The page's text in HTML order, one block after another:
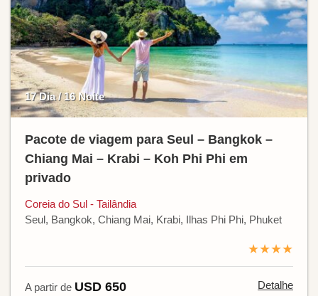
17 Dia / 16 Noite
Pacote de viagem para Seul – Bangkok –
Chiang Mai – Krabi – Koh Phi Phi em
privado
Coreia do Sul - Tailândia
Seul, Bangkok, Chiang Mai, Krabi, Ilhas Phi Phi, Phuket
★★★★
A partir de USD 650 Detalhe